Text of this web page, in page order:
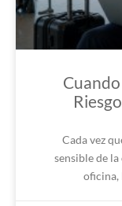
Cada vez
sensible de
oficina,